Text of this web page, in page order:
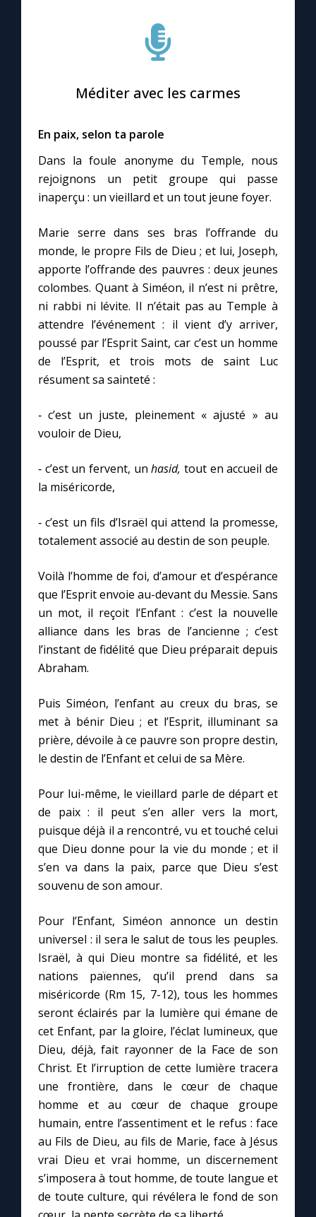
Méditer avec les carmes
En paix, selon ta parole
Dans la foule anonyme du Temple, nous
rejoignons un petit groupe qui passe
inaperçu : un vieillard et un tout jeune foyer.
Marie serre dans ses bras l’offrande du
monde, le propre Fils de Dieu ; et lui, Joseph,
apporte l’offrande des pauvres : deux jeunes
colombes. Quant à Siméon, il n’est ni prêtre,
ni rabbi ni lévite. Il n’était pas au Temple à
attendre l’événement : il vient d’y arriver,
poussé par l’Esprit Saint, car c’est un homme
de l’Esprit, et trois mots de saint Luc
résument sa sainteté :
‑ c’est un juste, pleinement « ajusté » au
vouloir de Dieu,
‑ c’est un fervent, unhasid,tout en accueil de
la miséricorde,
‑ c’est un fils d’Israël qui attend la promesse,
totalement associé au destin de son peuple.
Voilà l’homme de foi, d’amour et d’espérance
que l’Esprit envoie au-devant du Messie. Sans
un mot, il reçoit l’Enfant : c’est la nouvelle
alliance dans les bras de l’ancienne ; c’est
l’instant de fidélité que Dieu préparait depuis
Abraham.
Puis Siméon, l’enfant au creux du bras, se
met à bénir Dieu ; et l’Esprit, illuminant sa
prière, dévoile à ce pauvre son propre destin,
le destin de l’Enfant et celui de sa Mère.
Pour lui-même, le vieillard parle de départ et
de paix : il peut s’en aller vers la mort,
puisque déjà il a rencontré, vu et touché celui
que Dieu donne pour la vie du monde ; et il
s’en va dans la paix, parce que Dieu s’est
souvenu de son amour.
Pour l’Enfant, Siméon annonce un destin
universel : il sera le salut de tous les peuples.
Israël, à qui Dieu montre sa fidélité, et les
nations païennes, qu’il prend dans sa
miséricorde (Rm 15, 7-12), tous les hommes
seront éclairés par la lumière qui émane de
cet Enfant, par la gloire, l’éclat lumineux, que
Dieu, déjà, fait rayonner de la Face de son
Christ. Et l’irruption de cette lumière tracera
une frontière, dans le cœur de chaque
homme et au cœur de chaque groupe
humain, entre l’assentiment et le refus : face
au Fils de Dieu, au fils de Marie, face à Jésus
vrai Dieu et vrai homme, un discernement
s’imposera à tout homme, de toute langue et
de toute culture, qui révélera le fond de son